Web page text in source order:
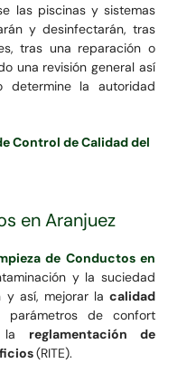
las piscinas y sistemas
y desinfectarán, tras
tras una reparación o
una revisión general así
la autoridad
Control de Calidad del
en Aranjuez
de Conductos en
y la suciedad
y así, mejorar lacalidad
de confort
la reglamentación de
(RITE).